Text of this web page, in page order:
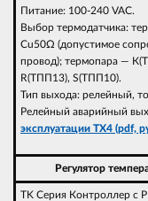
Питание: 100-240 VAC.
Выбор термодатчика:
Cu50Ω (допустимое
провод); термопара —
R(ТПП13), S(ТПП10).
Тип выхода: релейный,
Релейный аварийный
эксплуатации TX4 (pdf,
Регулятор
TK Серия Контроллер с